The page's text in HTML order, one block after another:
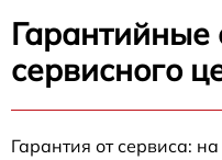
Гарантийные
сервисного
Гарантия от сервиса: